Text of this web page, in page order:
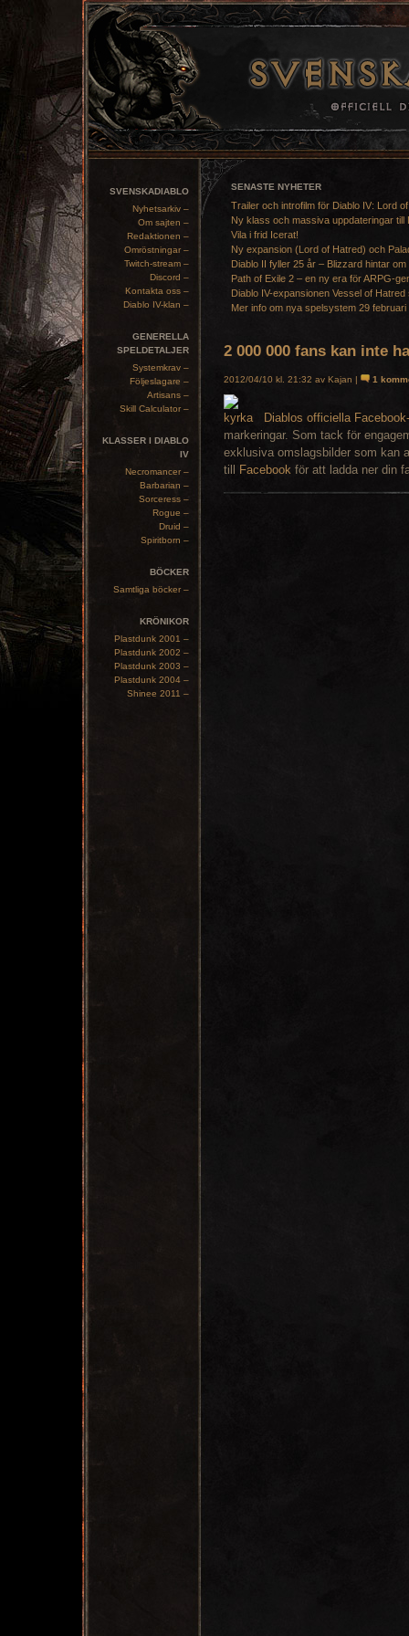
SVENSKADIABLO
Nyhetsarkiv –
Om sajten –
Redaktionen –
Omröstningar –
Twitch-stream –
Discord –
Kontakta oss –
Diablo IV-klan –
GENERELLA
SPELDETALJER
Systemkrav –
Följeslagare –
Artisans –
Skill Calculator –
KLASSER I DIABLO
IV
Necromancer –
Barbarian –
Sorceress –
Rogue –
Druid –
Spiritborn –
BÖCKER
Samtliga böcker –
KRÖNIKOR
Plastdunk 2001 –
Plastdunk 2002 –
Plastdunk 2003 –
Plastdunk 2004 –
Shinee 2011 –
SENASTE NYHETER
Trailer och introfilm för Diablo IV: Lord
Ny klass och massiva uppdateringar till
Vila i frid Icerat!
Ny expansion (Lord of Hatred) och
Diablo II fyller 25 år – Blizzard hintar om
Path of Exile 2 – en ny era för ARPG-
Diablo IV-expansionen Vessel of
Mer info om nya spelsystem 29 februari
2 000 000 fans kan inte
2012/04/10 kl. 21:32 av Kajan | 1
Diablos officiella
markeringar. Som tack för
exklusiva omslagsbilder som kan
till
Facebook för att ladda ner din